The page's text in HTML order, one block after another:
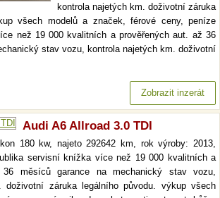
kontrola najetých km. doživotní záruka
všech modelů a značek, férové ceny, peníze
než 19 000 kvalitních a prověřených aut. až 36
stav vozu, kontrola najetých km. doživotní
Zobrazit inzerát
Audi A6 Allroad 3.0 TDI
180 kw, najeto 292642 km, rok výroby: 2013,
servisní knížka více než 19 000 kvalitních a
měsíců garance na mechanický stav vozu,
doživotní záruka legálního původu. výkup všech